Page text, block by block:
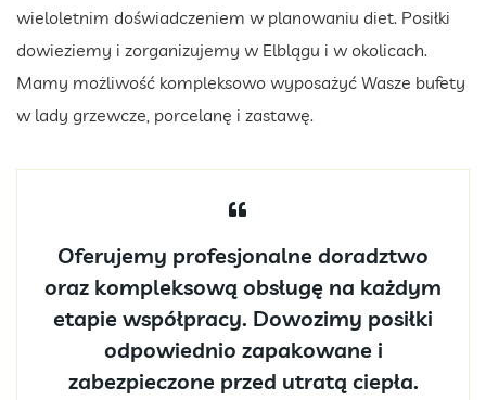
wieloletnim doświadczeniem w planowaniu diet. Posiłki
dowieziemy i zorganizujemy w Elblągu i w okolicach.
Mamy możliwość kompleksowo wyposażyć Wasze bufety
w lady grzewcze, porcelanę i zastawę.
Oferujemy profesjonalne doradztwo
oraz kompleksową obsługę na każdym
etapie współpracy. Dowozimy posiłki
odpowiednio zapakowane i
zabezpieczone przed utratą ciepła.